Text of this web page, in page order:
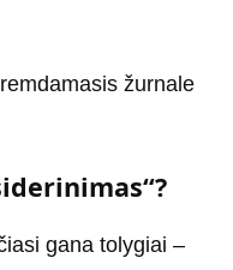
žurnale
gana tolygiai –